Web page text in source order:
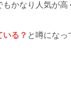
かなり人気が高
いる？ と噂になっ